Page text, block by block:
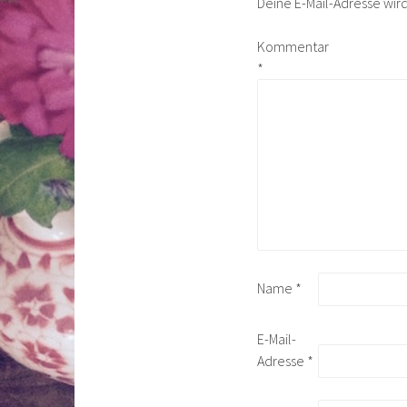
Kommentar
*
Name *
E-Mail-
Adresse *